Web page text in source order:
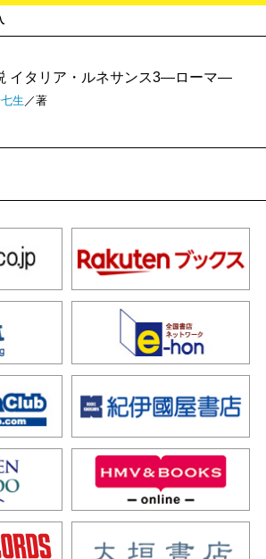
イタリア・ルネサンス3―ローマ―
生 ／著